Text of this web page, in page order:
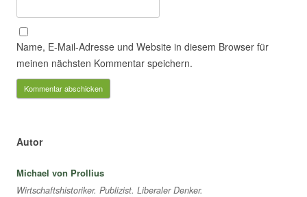
Name, E-Mail-Adresse und Website in diesem Browser für
meinen nächsten Kommentar speichern.
Autor
Michael von Prollius
Wirtschaftshistoriker. Publizist. Liberaler Denker.